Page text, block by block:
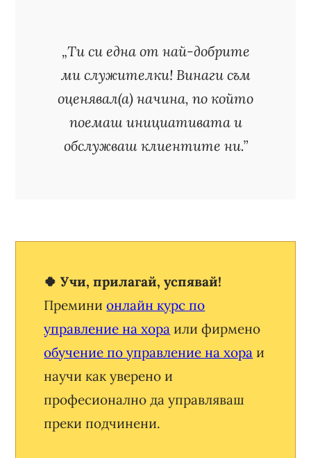
„Ти си една от най-добрите
ми служителки! Винаги съм
оценявал(а) начина, по който
поемаш инициативата и
обслужваш клиентите ни.”
🍀 Учи, прилагай, успявай!
Преминионлайн курс по
управление на хора или фирмено
обучение по управление на хора и
научи как уверено и
професионално да управляваш
преки подчинени.